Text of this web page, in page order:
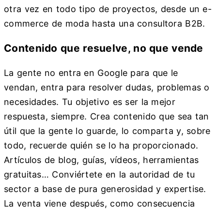
otra vez en todo tipo de proyectos, desde un e-
commerce de moda hasta una consultora B2B.
Contenido que resuelve, no que vende
La gente no entra en Google para que le
vendan, entra para resolver dudas, problemas o
necesidades. Tu objetivo es ser la mejor
respuesta, siempre. Crea contenido que sea tan
útil que la gente lo guarde, lo comparta y, sobre
todo, recuerde quién se lo ha proporcionado.
Artículos de blog, guías, vídeos, herramientas
gratuitas… Conviértete en la autoridad de tu
sector a base de pura generosidad y expertise.
La venta viene después, como consecuencia